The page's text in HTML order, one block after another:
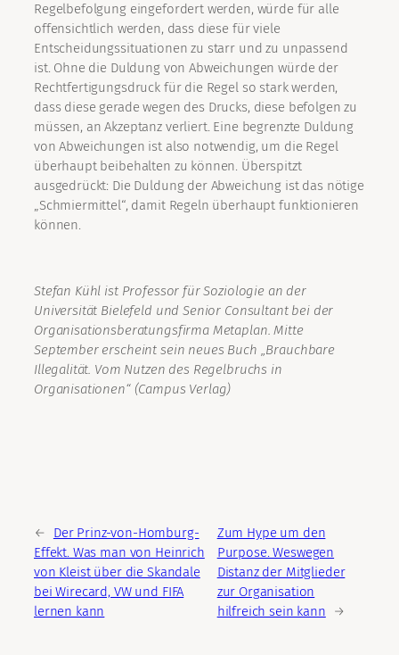
Regelbefolgung eingefordert werden, würde für alle
offensichtlich werden, dass diese für viele
Entscheidungssituationen zu starr und zu unpassend
ist. Ohne die Duldung von Abweichungen würde der
Rechtfertigungsdruck für die Regel so stark werden,
dass diese gerade wegen des Drucks, diese befolgen zu
müssen, an Akzeptanz verliert. Eine begrenzte Duldung
von Abweichungen ist also notwendig, um die Regel
überhaupt beibehalten zu können. Überspitzt
ausgedrückt: Die Duldung der Abweichung ist das nötige
„Schmiermittel“, damit Regeln überhaupt funktionieren
können.
Stefan Kühl ist Professor für Soziologie an der
Universität Bielefeld und Senior Consultant bei der
Organisationsberatungsfirma Metaplan.Mitte
September erscheint sein neues Buch „Brauchbare
Illegalität. Vom Nutzen des Regelbruchs in
Organisationen“ (Campus Verlag)
←
Der Prinz-von-Homburg-
Effekt. Was man von Heinrich
von Kleist über die Skandale
bei Wirecard, VW und FIFA
lernen kann
Zum Hype um den
Purpose. Weswegen
Distanz der Mitglieder
zur Organisation
hilfreich sein kann
→